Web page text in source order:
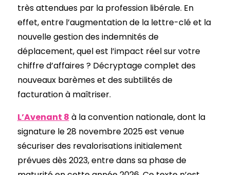
très attendues par la profession libérale. En
effet, entre l’augmentation de la lettre-clé et la
nouvelle gestion des indemnités de
déplacement, quel est l’impact réel sur votre
chiffre d’affaires ? Décryptage complet des
nouveaux barèmes et des subtilités de
facturation à maîtriser.
L’Avenant 8 à la convention nationale, dont la
signature le 28 novembre 2025 est venue
sécuriser des revalorisations initialement
prévues dès 2023, entre dans sa phase de